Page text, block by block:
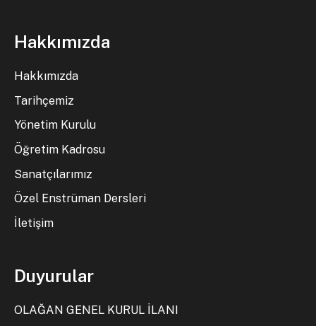
Hakkımızda
Hakkımızda
Tarihçemiz
Yönetim Kurulu
Öğretim Kadrosu
Sanatçılarımız
Özel Enstrüman Dersleri
İletişim
Duyurular
OLAĞAN GENEL KURUL İLANI